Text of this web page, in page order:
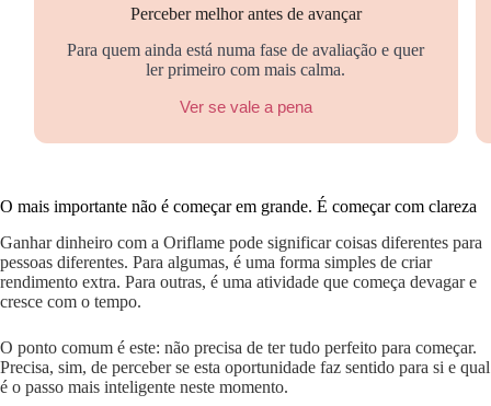
Perceber melhor antes de avançar
Para quem ainda está numa fase de avaliação e quer
ler primeiro com mais calma.
Ver se vale a pena
O mais importante não é começar em grande. É começar com clareza
Ganhar dinheiro com a Oriflame pode significar coisas diferentes para
pessoas diferentes. Para algumas, é uma forma simples de criar
rendimento extra. Para outras, é uma atividade que começa devagar e
cresce com o tempo.
O ponto comum é este: não precisa de ter tudo perfeito para começar.
Precisa, sim, de perceber se esta oportunidade faz sentido para si e qual
é o passo mais inteligente neste momento.